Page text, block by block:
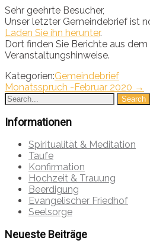
Sehr geehrte Besucher,
Unser letzter Gemeindebrief ist
Laden Sie ihn herunter.
Dort finden Sie Berichte aus
Veranstaltungshinweise.
Kategorien:Gemeindebrief
Post
navigation
Monatsspruch -Februar 2020 →
Informationen
Spiritualität & Meditation
Taufe
Konfirmation
Hochzeit & Trauung
Beerdigung
Evangelischer Friedhof
Seelsorge
Neueste Beiträge